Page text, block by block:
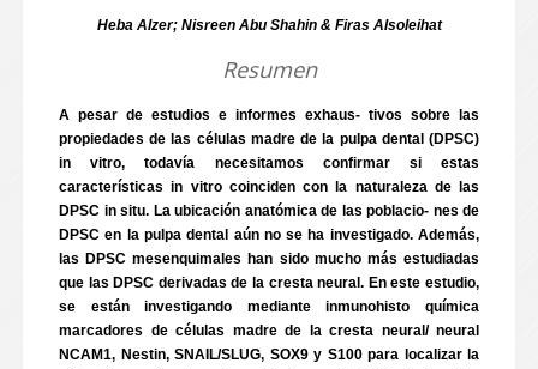
Heba Alzer; Nisreen Abu Shahin & Firas Alsoleihat
Resumen
A pesar de estudios e informes exhaus- tivos sobre las
propiedades de las células madre de la pulpa dental (DPSC)
in vitro, todavía necesitamos confirmar si estas
características in vitro coinciden con la naturaleza de las
DPSC in situ. La ubicación anatómica de las poblacio- nes de
DPSC en la pulpa dental aún no se ha investigado. Además,
las DPSC mesenquimales han sido mucho más estudiadas
que las DPSC derivadas de la cresta neural. En este estudio,
se están investigando mediante inmunohisto química
marcadores de células madre de la cresta neural/ neural
NCAM1, Nestin, SNAIL/SLUG, SOX9 y S100 para localizar la